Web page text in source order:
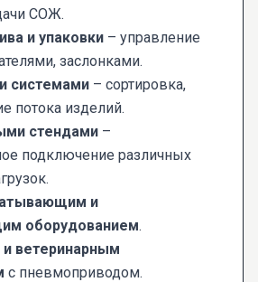
СОЖ.
и упаковки – управление
заслонками.
системами – сортировка,
потока изделий.
стендами –
подключение различных
и
оборудованием.
ветеринарным
с пневмоприводом.